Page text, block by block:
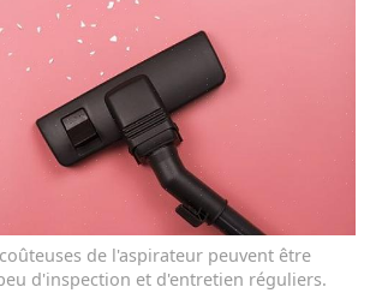
de l'aspirateur peuvent être
d'inspection et d'entretien réguliers.